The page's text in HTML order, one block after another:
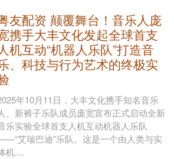
友配资 颠覆舞台！音乐人庞
携手大丰文化发起全球首支
机互动“机器人乐队”打造音
、科技与行为艺术的终极实
年10月11日，大丰文化携手知名音乐
、新裤子乐队成员庞宽宣布正式启动全新
乐实验全球首支人机互动机器人乐队
艾瑞巴迪”乐队。这是一个由人类与实
机....